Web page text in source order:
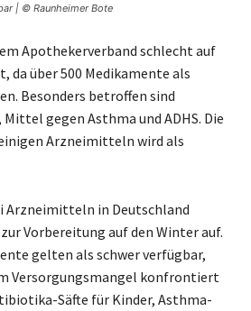
| © Raunheimer Bote
Apothekerverband schlecht auf
da über 500 Medikamente als
Besonders betroffen sind
gegen Asthma und ADHS. Die
Arzneimitteln wird als
Arzneimitteln in Deutschland
Vorbereitung auf den Winter auf.
gelten als schwer verfügbar,
Versorgungsmangel konfrontiert
Säfte für Kinder, Asthma-